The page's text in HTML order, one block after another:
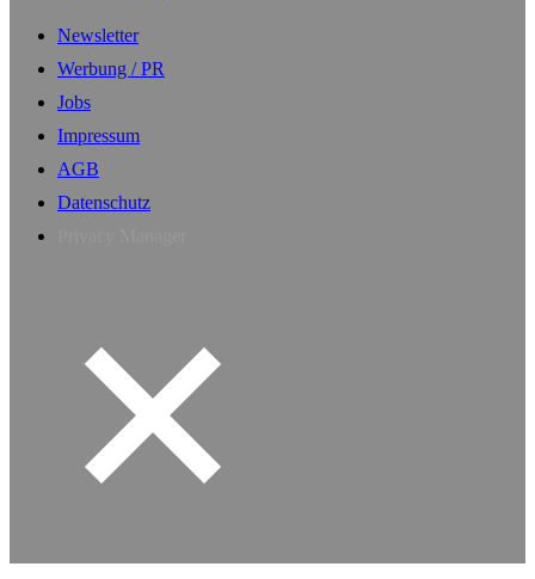
Newsletter
Werbung / PR
Jobs
Impressum
AGB
Datenschutz